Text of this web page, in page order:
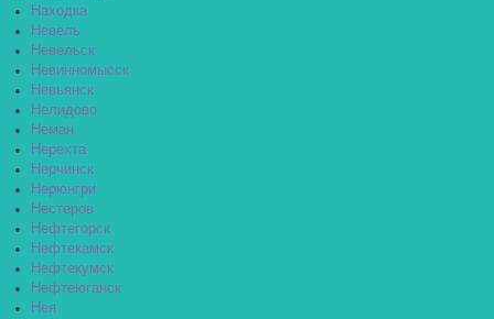
Находка
Невель
Невельск
Невинномысск
Невьянск
Нелидово
Неман
Нерехта
Нерчинск
Нерюнгри
Нестеров
Нефтегорск
Нефтекамск
Нефтекумск
Нефтеюганск
Нея